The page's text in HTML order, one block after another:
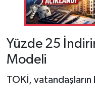
Yüzde 25
Modeli
TOKİ,